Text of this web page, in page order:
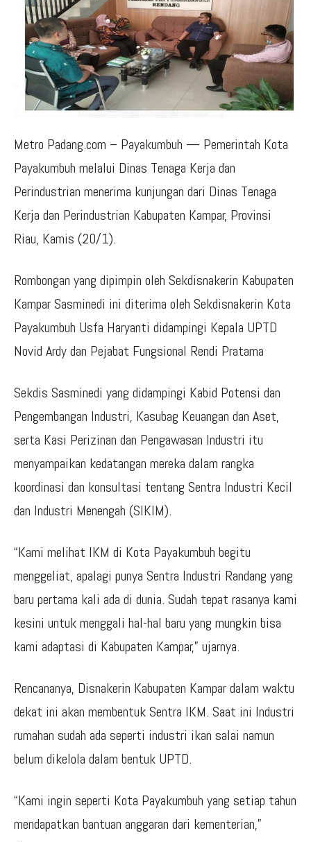
Metro Padang.com – Payakumbuh — Pemerintah Kota
Payakumbuh melalui Dinas Tenaga Kerja dan
Perindustrian menerima kunjungan dari Dinas Tenaga
Kerja dan Perindustrian Kabupaten Kampar, Provinsi
Riau, Kamis (20/1).
Rombongan yang dipimpin oleh Sekdisnakerin Kabupaten
Kampar Sasminedi ini diterima oleh Sekdisnakerin Kota
Payakumbuh Usfa Haryanti didampingi Kepala UPTD
Novid Ardy dan Pejabat Fungsional Rendi Pratama
Sekdis Sasminedi yang didampingi Kabid Potensi dan
Pengembangan Industri, Kasubag Keuangan dan Aset,
serta Kasi Perizinan dan Pengawasan Industri itu
menyampaikan kedatangan mereka dalam rangka
koordinasi dan konsultasi tentang Sentra Industri Kecil
dan Industri Menengah (SIKIM).
“Kami melihat IKM di Kota Payakumbuh begitu
menggeliat, apalagi punya Sentra Industri Randang yang
baru pertama kali ada di dunia. Sudah tepat rasanya kami
kesini untuk menggali hal-hal baru yang mungkin bisa
kami adaptasi di Kabupaten Kampar,” ujarnya.
Rencananya, Disnakerin Kabupaten Kampar dalam waktu
dekat ini akan membentuk Sentra IKM. Saat ini Industri
rumahan sudah ada seperti industri ikan salai namun
belum dikelola dalam bentuk UPTD.
“Kami ingin seperti Kota Payakumbuh yang setiap tahun
mendapatkan bantuan anggaran dari kementerian,”